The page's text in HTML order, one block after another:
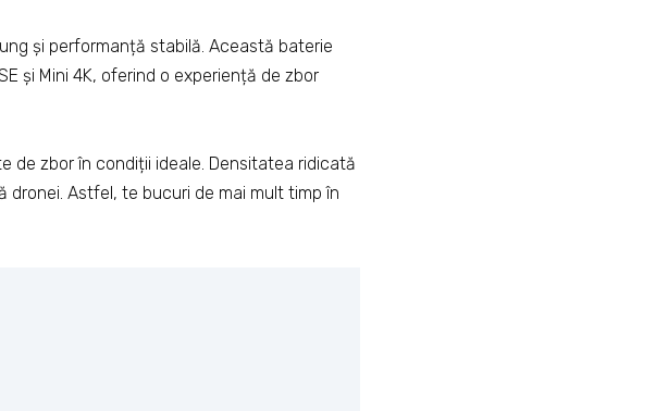
și performanță stabilă. Această baterie
și Mini 4K, oferind o experiență de zbor
de zbor în condiții ideale. Densitatea ridicată
Astfel, te bucuri de mai mult timp în